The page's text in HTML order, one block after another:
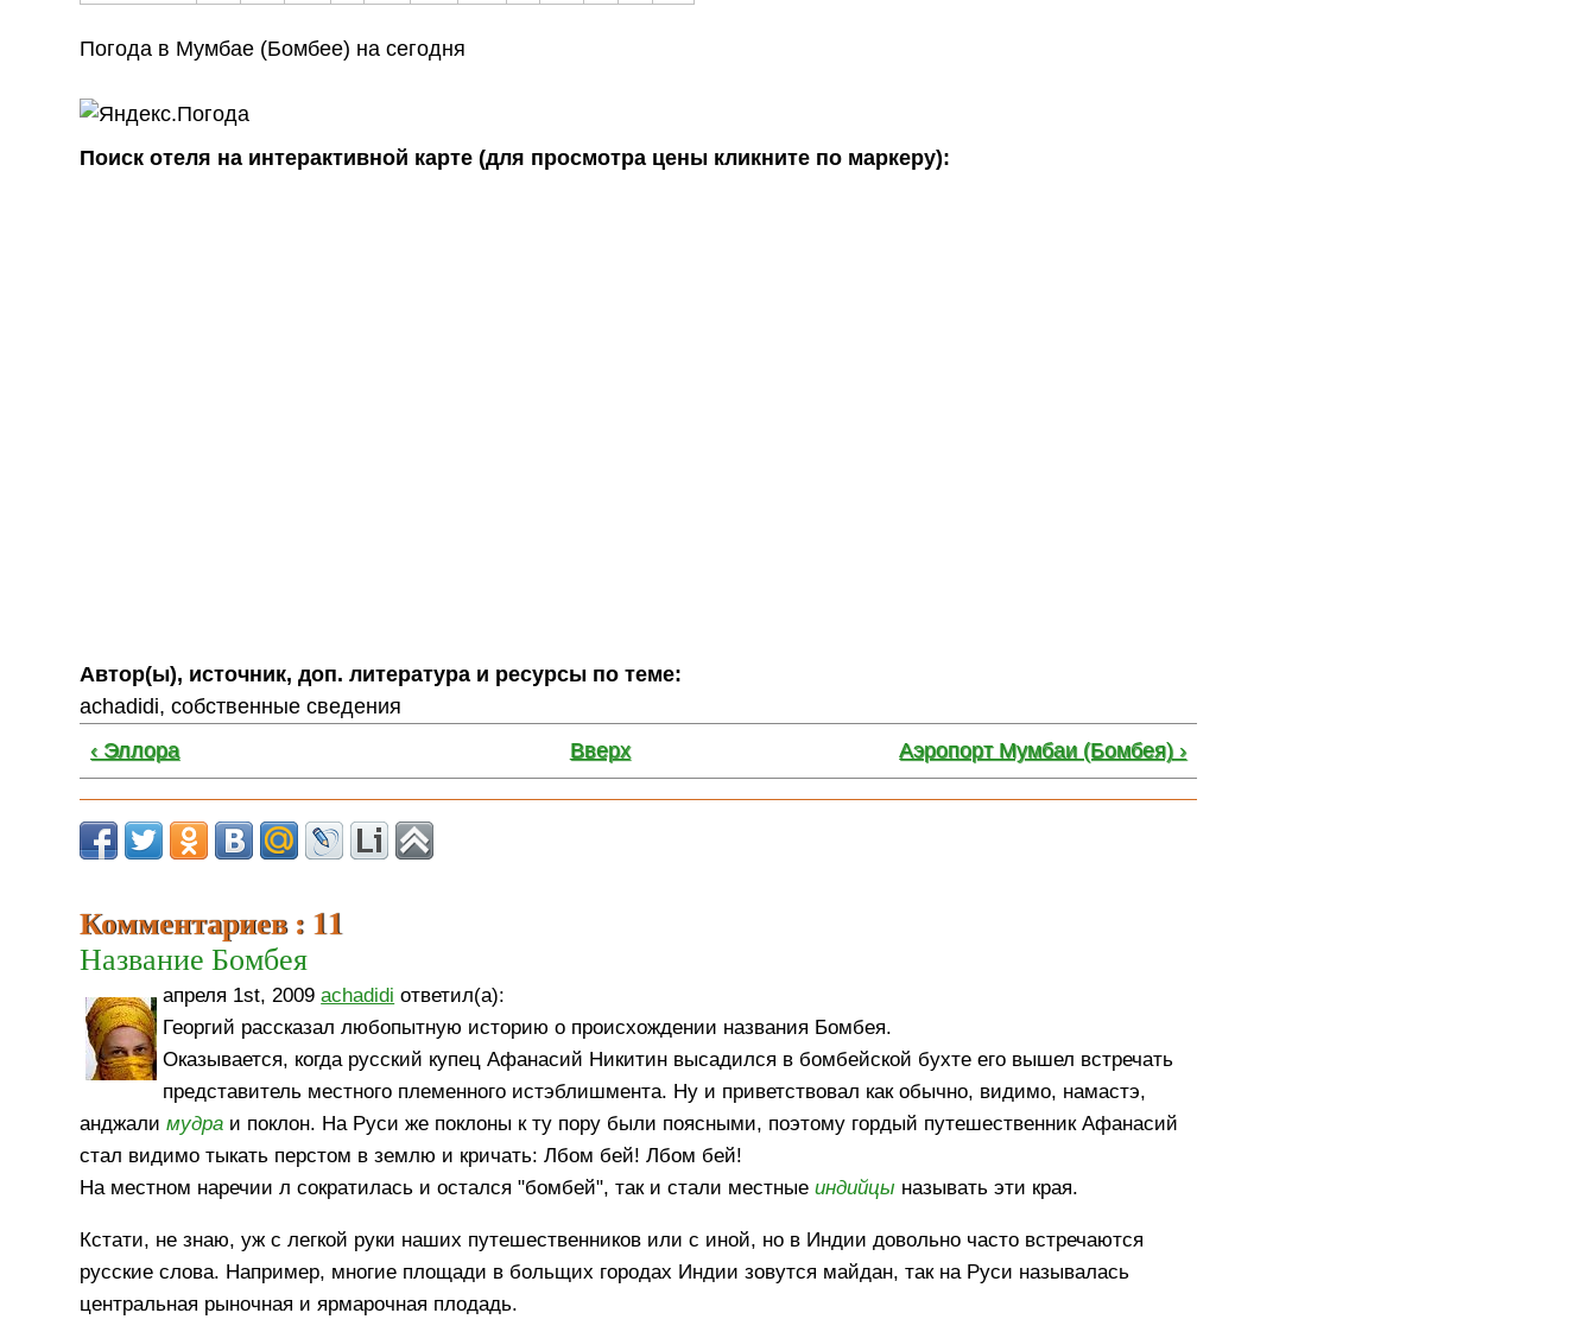
Погода в Мумбае (Бомбее) на сегодня
Поиск отеля на интерактивной карте (для просмотра цены кликните по маркеру):
Автор(ы), источник, доп. литература и ресурсы по теме:
achadidi, собственные сведения
‹ Эллора
Вверх Аэропорт Мумбаи (Бомбея) ›
Комментариев : 11
Название Бомбея
апреля 1st, 2009achadidi ответил(а):
Георгий рассказал любопытную историю о происхождении названия Бомбея.
Оказывается, когда русский купец Афанасий Никитин высадился в бомбейской бухте его вышел встречать
представитель местного племенного истэблишмента. Ну и приветствовал как обычно, видимо, намастэ,
анджалимудра и поклон. На Руси же поклоны к ту пору были поясными, поэтому гордый путешественник Афанасий
стал видимо тыкать перстом в землю и кричать: Лбом бей! Лбом бей!
На местном наречии л сократилась и остался "бомбей", так и стали местныеиндийцы называть эти края.
Кстати, не знаю, уж с легкой руки наших путешественников или с иной, но в Индии довольно часто встречаются
русские слова. Например, многие площади в больщих городах Индии зовутся майдан, так на Руси называлась
центральная рыночная и ярмарочная плодадь.